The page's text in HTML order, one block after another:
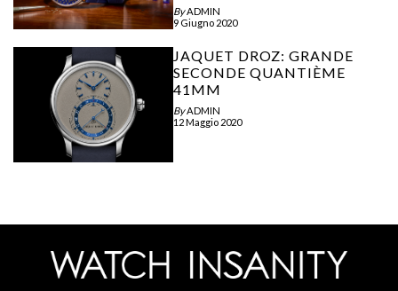
ByADMIN
9 Giugno 2020
JAQUET DROZ: GRANDE
SECONDE QUANTIÈME
41MM
ByADMIN
12 Maggio 2020